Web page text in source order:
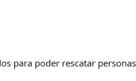
para poder rescatar